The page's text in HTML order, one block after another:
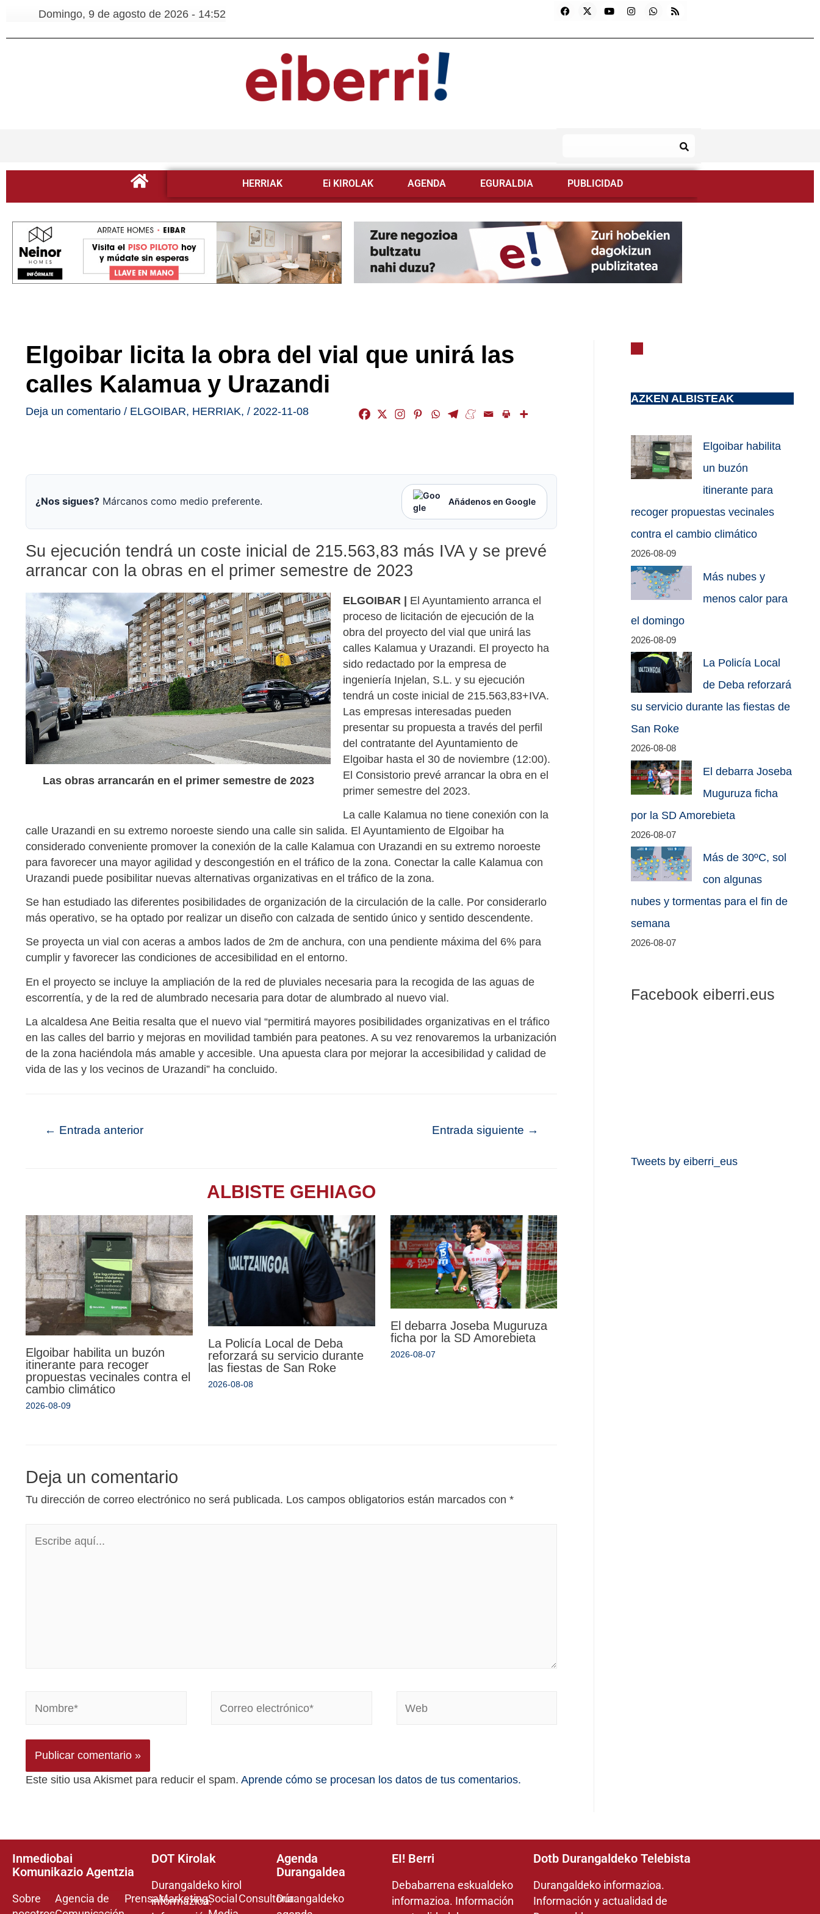
Domingo, 9 de agosto de 2026 - 14:52
HERRIAK Ei KIROLAK AGENDA EGURALDIA PUBLICIDAD
Elgoibar licita la obra del vial que unirá las
calles Kalamua y Urazandi
Deja un comentario / ELGOIBAR, HERRIAK, / 2022-11-08
¿Nos sigues? Márcanos como medio preferente. Añádenos en Google
Su ejecución tendrá un coste inicial de 215.563,83 más IVA y se prevé
arrancar con la obras en el primer semestre de 2023
Las obras arrancarán en el primer semestre de 2023
ELGOIBAR | El Ayuntamiento arranca el
proceso de licitación de ejecución de la
obra del proyecto del vial que unirá las
calles Kalamua y Urazandi. El proyecto ha
sido redactado por la empresa de
ingeniería Injelan, S.L. y su ejecución
tendrá un coste inicial de 215.563,83+IVA.
Las empresas interesadas pueden
presentar su propuesta a través del perfil
del contratante del Ayuntamiento de
Elgoibar hasta el 30 de noviembre (12:00).
El Consistorio prevé arrancar la obra en el
primer semestre del 2023.
La calle Kalamua no tiene conexión con la
calle Urazandi en su extremo noroeste siendo una calle sin salida. El Ayuntamiento de Elgoibar ha
considerado conveniente promover la conexión de la calle Kalamua con Urazandi en su extremo noroeste
para favorecer una mayor agilidad y descongestión en el tráfico de la zona. Conectar la calle Kalamua con
Urazandi puede posibilitar nuevas alternativas organizativas en el tráfico de la zona.
Se han estudiado las diferentes posibilidades de organización de la circulación de la calle. Por considerarlo
más operativo, se ha optado por realizar un diseño con calzada de sentido único y sentido descendente.
Se proyecta un vial con aceras a ambos lados de 2m de anchura, con una pendiente máxima del 6% para
cumplir y favorecer las condiciones de accesibilidad en el entorno.
En el proyecto se incluye la ampliación de la red de pluviales necesaria para la recogida de las aguas de
escorrentía, y de la red de alumbrado necesaria para dotar de alumbrado al nuevo vial.
La alcaldesa Ane Beitia resalta que el nuevo vial “permitirá mayores posibilidades organizativas en el tráfico
en las calles del barrio y mejoras en movilidad también para peatones. A su vez renovaremos la urbanización
de la zona haciéndola más amable y accesible. Una apuesta clara por mejorar la accesibilidad y calidad de
vida de las y los vecinos de Urazandi” ha concluido.
← Entrada anterior Entrada siguiente →
ALBISTE GEHIAGO
Elgoibar habilita un buzón
itinerante para recoger
propuestas vecinales contra el
cambio climático
2026-08-09
La Policía Local de Deba
reforzará su servicio durante
las fiestas de San Roke
2026-08-08
El debarra Joseba Muguruza
ficha por la SD Amorebieta
2026-08-07
Deja un comentario
Tu dirección de correo electrónico no será publicada. Los campos obligatorios están marcados con *
Este sitio usa Akismet para reducir el spam. Aprende cómo se procesan los datos de tus comentarios.
AZKEN ALBISTEAK
Elgoibar habilita
un buzón
itinerante para
recoger propuestas vecinales
contra el cambio climático
2026-08-09
Más nubes y
menos calor para
el domingo
2026-08-09
La Policía Local
de Deba reforzará
su servicio durante las fiestas de
San Roke
2026-08-08
El debarra Joseba
Muguruza ficha
por la SD Amorebieta
2026-08-07
Más de 30ºC, sol
con algunas
nubes y tormentas para el fin de
semana
2026-08-07
Facebook eiberri.eus
Tweets by eiberri_eus
Inmediobai
Komunikazio Agentzia
Sobre
Agencia de
PrensaMarketingSocial Consultoría
DOT Kirolak
Durangaldeko kirol
informazioa.
Agenda
Durangaldea
Durangaldeko
EI! Berri
Debabarrena eskualdeko
informazioa. Información
Dotb Durangaldeko Telebista
Durangaldeko informazioa.
Información y actualidad de